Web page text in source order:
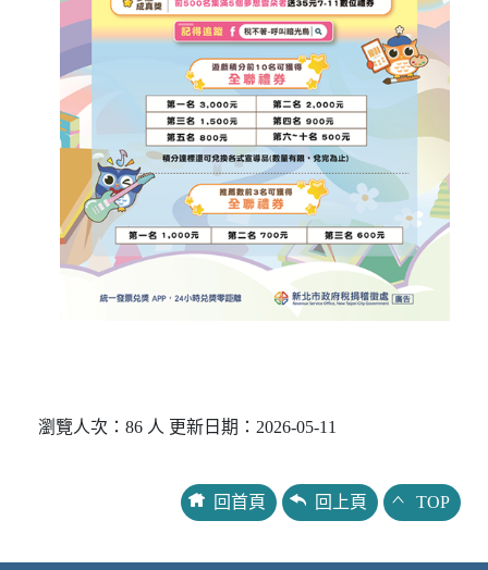
瀏覽人次：86 人 更新日期：2026-05-11
回首頁 回上頁 TOP